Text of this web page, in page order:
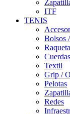
ITF
TENIS
Bolsos
Cuerdas
Textil
Grip /
Pelotas
Redes